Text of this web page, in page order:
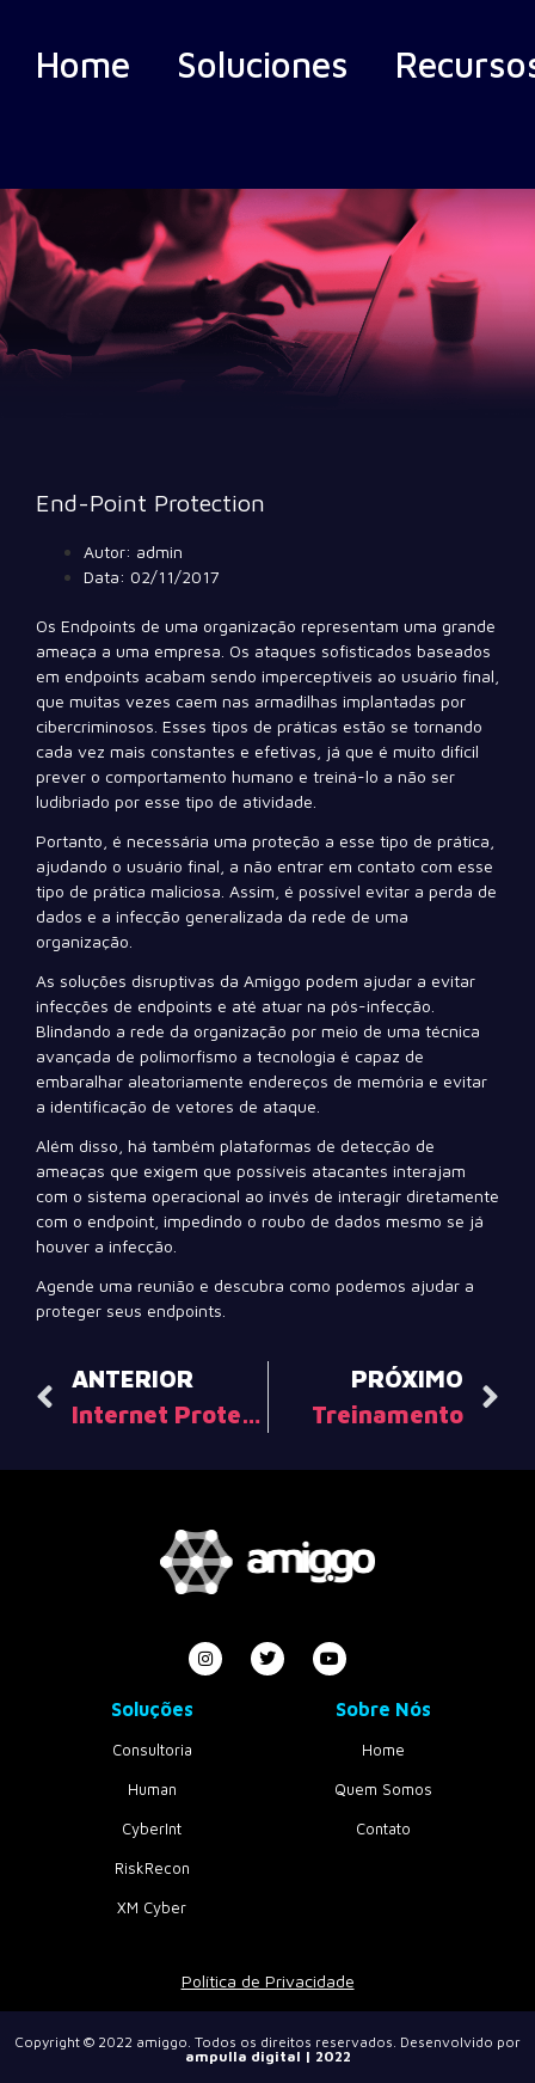
Home Soluciones
End-Point Protection
Autor: admin
Data: 02/11/2017
Os Endpoints de uma organização representam uma grande
ameaça a uma empresa. Os ataques sofisticados baseados
em endpoints acabam sendo imperceptíveis ao usuário final,
que muitas vezes caem nas armadilhas implantadas por
cibercriminosos. Esses tipos de práticas estão se tornando
cada vez mais constantes e efetivas, já que é muito difícil
prever o comportamento humano e treiná-lo a não ser
ludibriado por esse tipo de atividade.
Portanto, é necessária uma proteção a esse tipo de prática,
ajudando o usuário final, a não entrar em contato com esse
tipo de prática maliciosa. Assim, é possível evitar a perda de
dados e a infecção generalizada da rede de uma
organização.
As soluções disruptivas da Amiggo podem ajudar a evitar
infecções de endpoints e até atuar na pós-infecção.
Blindando a rede da organização por meio de uma técnica
avançada de polimorfismo a tecnologia é capaz de
embaralhar aleatoriamente endereços de memória e evitar
a identificação de vetores de ataque.
Além disso, há também plataformas de detecção de
ameaças que exigem que possíveis atacantes interajam
com o sistema operacional ao invés de interagir diretamente
com o endpoint, impedindo o roubo de dados mesmo se já
houver a infecção.
Agende uma reunião e descubra como podemos ajudar a
proteger seus endpoints.
ANTERIOR
Internet Protection
PRÓXIMO
Treinamento
Soluções
Consultoria
Human
CyberInt
RiskRecon
XM Cyber
Sobre Nós
Home
Quem Somos
Contato
Política de Privacidade
Copyright © 2022 amiggo . Todos os direitos reservados. Desenvolvido por
ampulla digital | 2022